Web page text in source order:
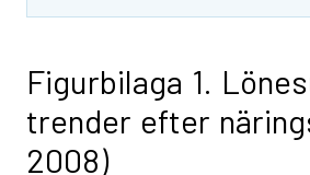
Figurbilaga 1.
trender efter
2008)